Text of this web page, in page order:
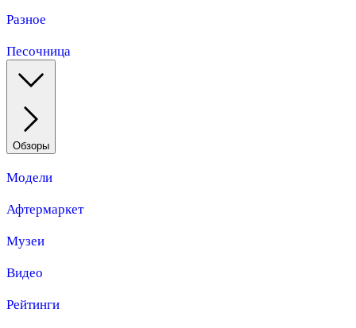
Разное
Песочница
Обзоры
Модели
Афтермаркет
Музеи
Видео
Рейтинги